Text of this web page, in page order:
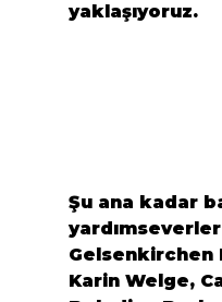
yaklaşıyoruz.
Şu ana kadar
yardımseverler
Gelsenkirchen
Karin Welge,